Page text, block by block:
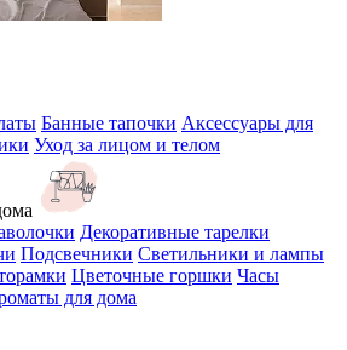
Банные тапочки Аксессуары для
Уход за лицом и телом
Декоративные тарелки
Подсвечники Светильники и лампы
Цветочные горшки Часы
для дома